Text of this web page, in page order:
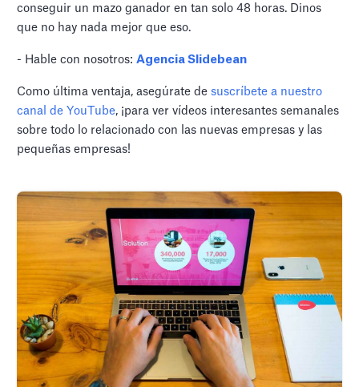
conseguir un mazo ganador en tan solo 48 horas. Dinos
que no hay nada mejor que eso.
- Hable con nosotros:Agencia Slidebean
Como última ventaja, asegúrate desuscríbete a nuestro
canal de YouTube, ¡para ver vídeos interesantes semanales
sobre todo lo relacionado con las nuevas empresas y las
pequeñas empresas!